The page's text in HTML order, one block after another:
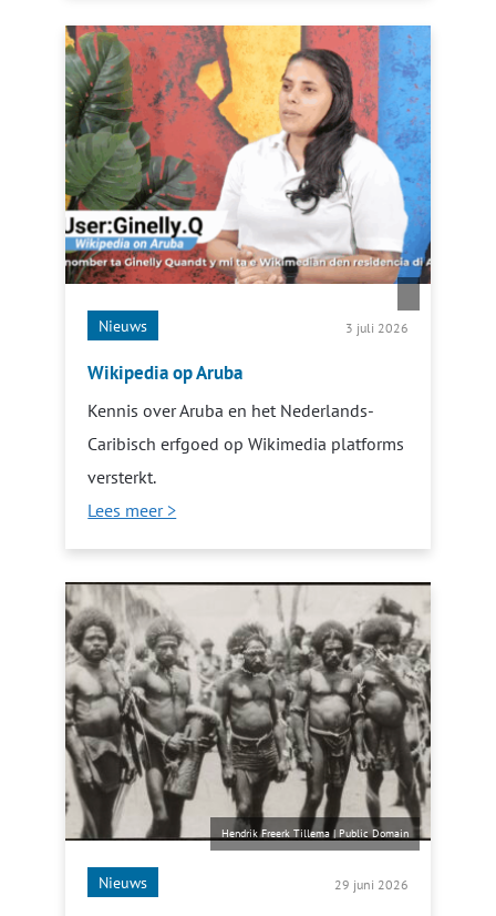
Nieuws 3 juli 2026
Wikipedia op Aruba
Kennis over Aruba en het Nederlands-
Caribisch erfgoed op Wikimedia platforms
versterkt.
Lees meer >
Hendrik Freerk Tillema| Public Domain
Nieuws 29 juni 2026